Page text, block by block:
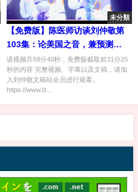
未分類
【免费版】陈医师访谈刘仲敬第
103集：论美国之音，兼预测
2020年美国大选
该视频共68分40秒，免费版截取前31分25
秒的内容 完整视频、字幕以及文稿，请加
入刘仲敬文稿站会员进行观看。
https://www.lz...